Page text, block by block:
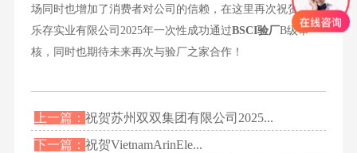
场同时也增加了消费者对公司的信赖，在这里再次祝贺东莞
乐存实业有限公司2025年一次性成功通过BSCI验厂B级审
核，同时也期待未来再次与验厂之家合作！
上一篇：祝贺苏州双双集团有限公司2025...
下一篇：祝贺VietnamArinEle...